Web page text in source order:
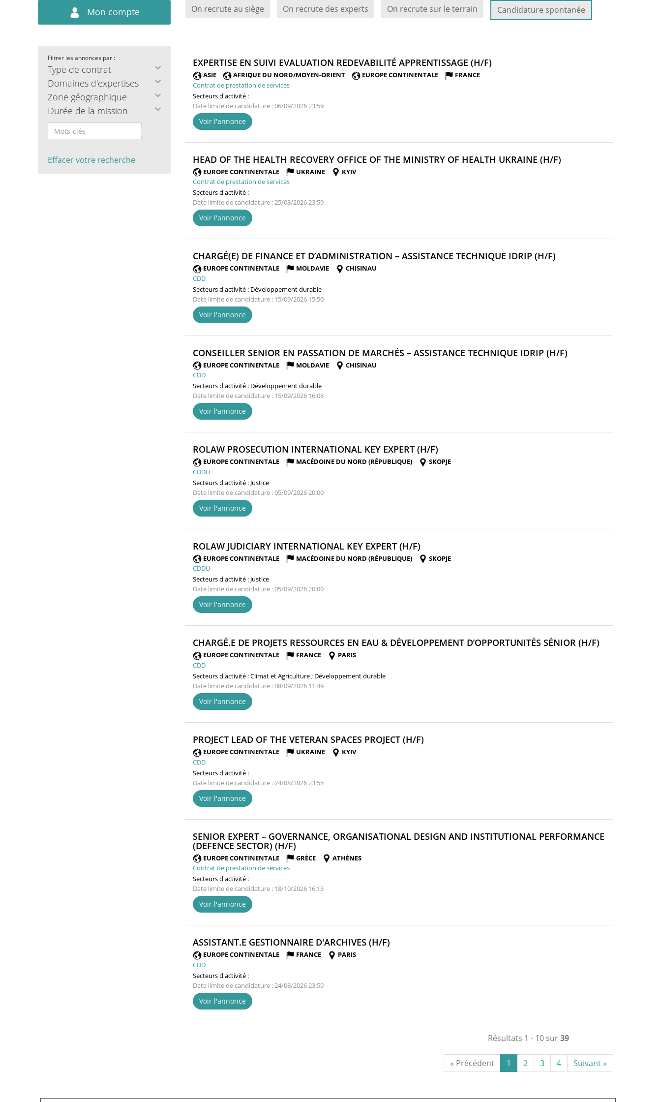
Mon compte On recrute au siège On recrute des experts On recrute sur le terrain Candidature spontanée
Filtrer les annonces par :
Type de contrat
Domaines d'expertises
Zone géographique
Durée de la mission
Effacer votre recherche
EXPERTISE EN SUIVI EVALUATION REDEVABILITÉ APPRENTISSAGE (H/F)
ASIE AFRIQUE DU NORD/MOYEN-ORIENT EUROPE CONTINENTALE
FRANCE
Contrat de prestation de services
Secteurs d'activité :
Date limite de candidature : 06/09/2026 23:59
Voir l'annonce
HEAD OF THE HEALTH RECOVERY OFFICE OF THE MINISTRY OF HEALTH UKRAINE (H/F)
EUROPE CONTINENTALE UKRAINE
KYIV
Contrat de prestation de services
Secteurs d'activité :
Date limite de candidature : 25/08/2026 23:59
Voir l'annonce
CHARGÉ(E) DE FINANCE ET D’ADMINISTRATION – ASSISTANCE TECHNIQUE IDRIP (H/F)
EUROPE CONTINENTALE MOLDAVIE
CHISINAU
CDD
Secteurs d'activité : Développement durable
Date limite de candidature : 15/09/2026 15:50
Voir l'annonce
CONSEILLER SENIOR EN PASSATION DE MARCHÉS – ASSISTANCE TECHNIQUE IDRIP (H/F)
EUROPE CONTINENTALE MOLDAVIE
CHISINAU
CDD
Secteurs d'activité : Développement durable
Date limite de candidature : 15/09/2026 16:08
Voir l'annonce
ROLAW PROSECUTION INTERNATIONAL KEY EXPERT (H/F)
FENÊTRE)
EUROPE CONTINENTALE MACÉDOINE DU NORD (RÉPUBLIQUE)
SKOPJE
CDDU
Secteurs d'activité : Justice
Date limite de candidature : 05/09/2026 20:00
Voir l'annonce
ROLAW JUDICIARY INTERNATIONAL KEY EXPERT (H/F)
FENÊTRE)
EUROPE CONTINENTALE MACÉDOINE DU NORD (RÉPUBLIQUE)
SKOPJE
CDDU
Secteurs d'activité : Justice
Date limite de candidature : 05/09/2026 20:00
Voir l'annonce
CHARGÉ.E DE PROJETS RESSOURCES EN EAU & DÉVELOPPEMENT D’OPPORTUNITÉS SÉNIOR (H/F)
EUROPE CONTINENTALE FRANCE
PARIS
CDD
Secteurs d'activité :Climat et Agriculture ; Développement durable
Date limite de candidature : 08/09/2026 11:49
Voir l'annonce
PROJECT LEAD OF THE VETERAN SPACES PROJECT (H/F)
EUROPE CONTINENTALE UKRAINE
KYIV
CDD
Secteurs d'activité :
Date limite de candidature : 24/08/2026 23:55
Voir l'annonce
SENIOR EXPERT – GOVERNANCE, ORGANISATIONAL DESIGN AND INSTITUTIONAL PERFORMANCE
(DEFENCE SECTOR) (H/F)
FENÊTRE)
EUROPE CONTINENTALE GRÈCE
ATHÈNES
Contrat de prestation de services
Secteurs d'activité :
Date limite de candidature : 18/10/2026 16:13
Voir l'annonce
ASSISTANT.E GESTIONNAIRE D'ARCHIVES (H/F)
EUROPE CONTINENTALE FRANCE
PARIS
CDD
Secteurs d'activité :
Date limite de candidature : 24/08/2026 23:59
Voir l'annonce
Résultats 1 - 10 sur39
« Précédent 1 2 3 4 Suivant »